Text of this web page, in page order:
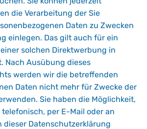
die Verarbeitung der Sie
Daten zu Zwecken
einlegen. Das gilt auch für ein
solchen Direktwerbung in
Nach Ausübung dieses
werden wir die betreffenden
Daten nicht mehr für Zwecke der
Sie haben die Möglichkeit,
per E-Mail oder an
dieser Datenschutzerklärung